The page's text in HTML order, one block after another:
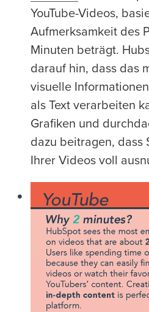
YouTube-Videos,
Aufmerksamkeit des
Minuten beträgt.
darauf hin, dass das
visuelle
als Text verarbeiten
Grafiken und
dazu beitragen, dass
Ihrer Videos voll